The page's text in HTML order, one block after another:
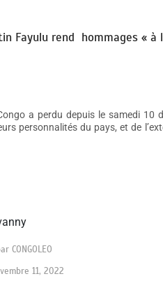
Fayulu rend hommages « à
a perdu depuis le samedi 10
personnalités du pays, et de
CONGOLEO
11, 2022